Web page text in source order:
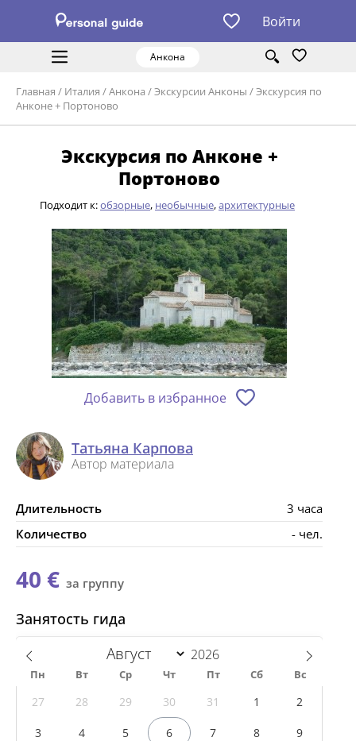
Войти
Анкона
Главная / Италия /Анкона /Экскурсии Анконы /Экскурсия по
Анконе + Портоново
Экскурсия по Анконе +
Портоново
Подходит к:обзорные, необычные,архитектурные
Добавить в избранное
Татьяна Карпова
Автор материала
Длительность
3 часа
Количество
- чел.
40 € за группу
Занятость гида
Пн Вт Ср Чт Пт Сб Вс
27 28 29 30 31 1 2
3 4 5 6 7 8 9